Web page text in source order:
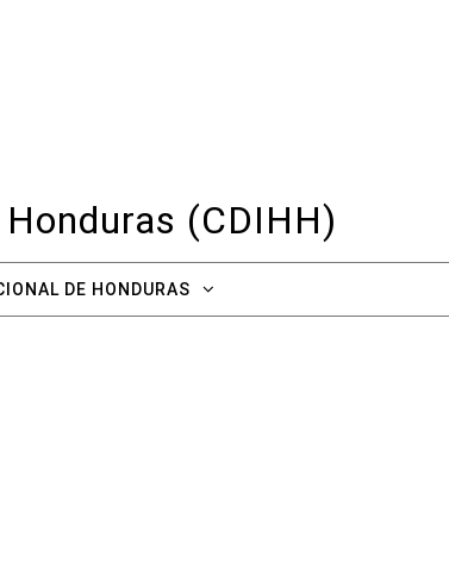
(CDIHH)
DE HONDURAS